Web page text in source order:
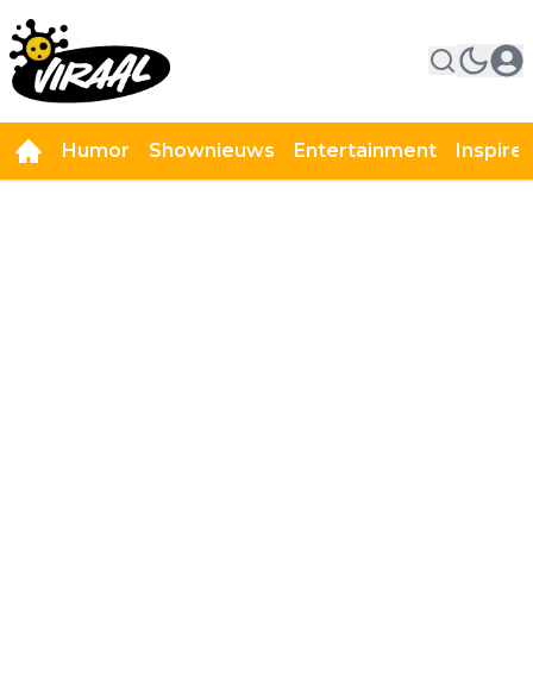
Humor Shownieuws Entertainment